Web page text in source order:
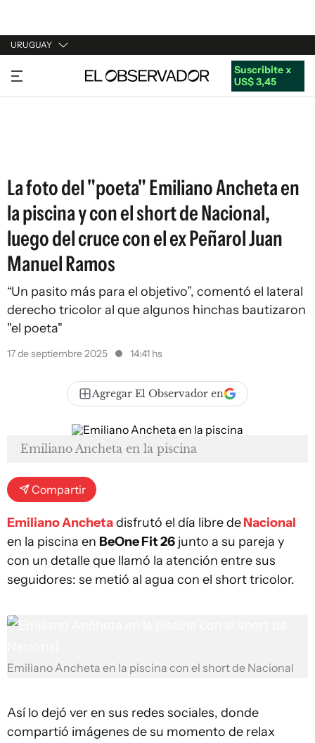
URUGUAY
URUGUAY
ARGENTINA
Suscribite x
US$ 3,45
La foto del "poeta" Emiliano Ancheta en
la piscina y con el short de Nacional,
luego del cruce con el ex Peñarol Juan
Manuel Ramos
“Un pasito más para el objetivo”, comentó el lateral
derecho tricolor al que algunos hinchas bautizaron
"el poeta"
17 de septiembre 2025 14:41 hs
Agregar El Observador en
Emiliano Ancheta en la piscina
Compartir
Emiliano Anchetadisfrutó el día libre deNacional
en la piscina en BeOne Fit 26 junto a su pareja y
con un detalle que llamó la atención entre sus
seguidores: se metió al agua con el short tricolor.
Emiliano Ancheta en la piscina con el short de Nacional
Así lo dejó ver en sus redes sociales, donde
compartió imágenes de su momento de relax